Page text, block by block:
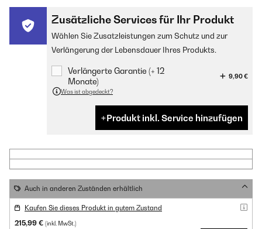
Zusätzliche Services für Ihr Produkt
Wählen Sie Zusatzleistungen zum Schutz und zur
Verlängerung der Lebensdauer Ihres Produkts.
Verlängerte Garantie (+ 12
Monate)
9,90 €
Was ist abgedeckt?
Produkt inkl. Service hinzufügen
Auch in anderen Zuständen erhältlich
Kaufen Sie dieses Produkt in gutem Zustand
215,99 € (inkl. MwSt.)